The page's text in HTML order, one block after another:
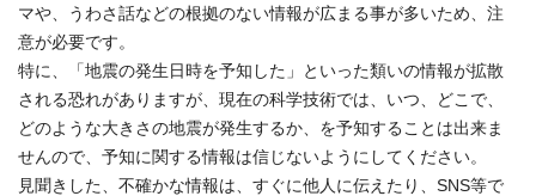
マや、うわさ話などの根拠のない情報が広まる事が多いため、注
意が必要です。
特に、「地震の発生日時を予知した」といった類いの情報が拡散
される恐れがありますが、現在の科学技術では、いつ、どこで、
どのような大きさの地震が発生するか、を予知することは出来ま
せんので、予知に関する情報は信じないようにしてください。
見聞きした、不確かな情報は、すぐに他人に伝えたり、SNS等で